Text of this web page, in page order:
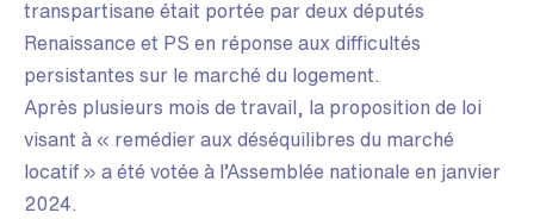
transpartisane était portée par deux députés
Renaissance et PS en réponse aux difficultés
persistantes sur le marché du logement.
Après plusieurs mois de travail, la proposition de loi
visant à « remédier aux déséquilibres du marché
locatif » a été votée à l’Assemblée nationale en janvier
2024.